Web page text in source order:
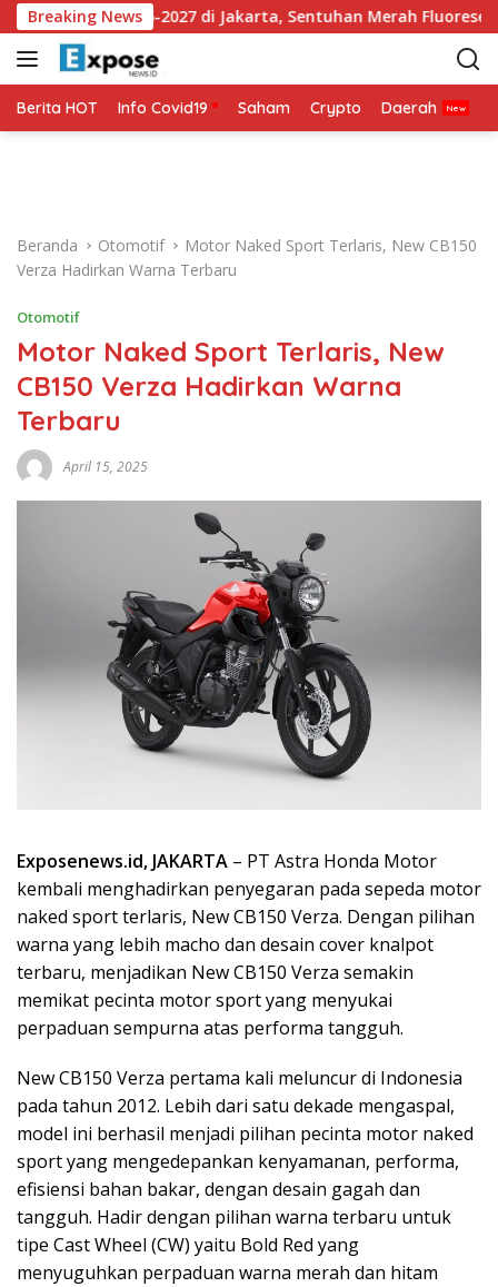
a
g
u
Breaking News
2026-2027 di Jakarta, Sentuhan Merah Fluoresen Jadi
Berita HOT Info Covid19 Saham Crypto Daerah
Beranda Otomotif
Motor Naked Sport Terlaris, New CB150
Verza Hadirkan Warna Terbaru
Otomotif
Motor Naked Sport Terlaris, New
CB150 Verza Hadirkan Warna
Terbaru
April 15, 2025
Exposenews.id, JAKARTA – PT Astra Honda Motor
kembali menghadirkan penyegaran pada sepeda motor
naked sport terlaris, New CB150 Verza. Dengan pilihan
warna yang lebih macho dan desain cover knalpot
terbaru, menjadikan New CB150 Verza semakin
memikat pecinta motor sport yang menyukai
perpaduan sempurna atas performa tangguh.
New CB150 Verza pertama kali meluncur di Indonesia
pada tahun 2012. Lebih dari satu dekade mengaspal,
model ini berhasil menjadi pilihan pecinta motor naked
sport yang mengedepankan kenyamanan, performa,
efisiensi bahan bakar, dengan desain gagah dan
tangguh. Hadir dengan pilihan warna terbaru untuk
tipe Cast Wheel (CW) yaitu Bold Red yang
menyuguhkan perpaduan warna merah dan hitam